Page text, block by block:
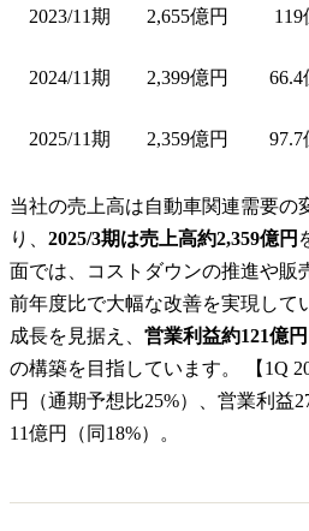
2023/11期 2,655億円 119
2024/11期 2,399億円 66.4
2025/11期 2,359億円 97.7
当社の売上高は自動車関連需要の
り、 2025/3期は売上高約2,359億円
面では、コストダウンの推進や販
前年度比で大幅な改善を実現して
成長を見据え、 営業利益約121億円
の構築を目指しています。 【1Q
円（通期予想比25%）、営業利益
11億円（同18%）。